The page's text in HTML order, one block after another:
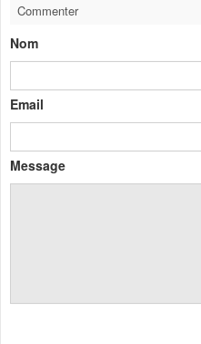
Commenter
Nom
Email
Message